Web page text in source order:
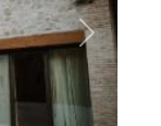
Weiter